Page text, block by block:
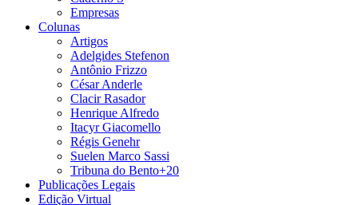
Empresas
Colunas
Artigos
Adelgides Stefenon
Antônio Frizzo
César Anderle
Clacir Rasador
Henrique Alfredo
Itacyr Giacomello
Régis Genehr
Suelen Marco Sassi
Tribuna do Bento+20
Publicações Legais
Edição Virtual